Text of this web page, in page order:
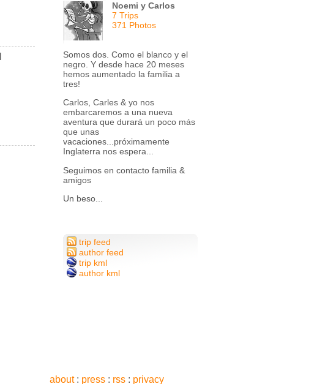
Noemi y Carlos
7 Trips
371 Photos
Somos dos. Como el blanco y el
negro. Y desde hace 20 meses
hemos aumentado la familia a
tres!
Carlos, Carles & yo nos
embarcaremos a una nueva
aventura que durará un poco más
que unas
vacaciones...próximamente
Inglaterra nos espera...
Seguimos en contacto familia &
amigos
Un beso...
trip feed
author feed
trip kml
author kml
about: press: rss: privacy